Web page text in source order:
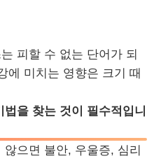
피할 수 없는 단어가 되
에 미치는 영향은 크기 때
을 찾는 것이 필수적입니
으면 불안, 우울증, 심리